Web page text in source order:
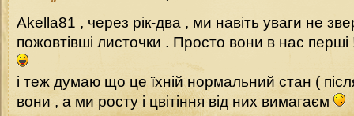
Akella81 , через рік-два , ми навіть уваги не
пожовтівші листочки . Просто вони в нас
і теж думаю що це їхній нормальний стан (
вони , а ми росту і цвітіння від них вимагаєм